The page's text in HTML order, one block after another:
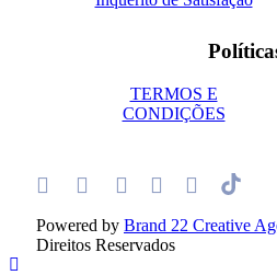
TERMOS E
CONDIÇÕES
Powered by Brand 22 Creative
Direitos Reservados